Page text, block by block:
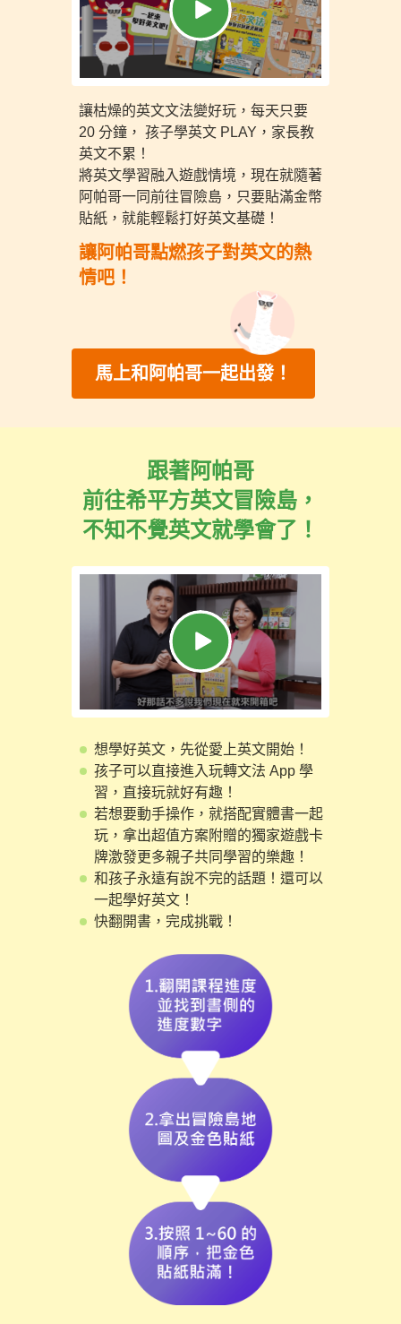
讓枯燥的英文文法變好玩，每天只要
20 分鐘， 孩子學英文 PLAY，家長教
英文不累！
將英文學習融入遊戲情境，現在就隨著
阿帕哥一同前往冒險島，只要貼滿金幣
貼紙，就能輕鬆打好英文基礎！
讓阿帕哥點燃孩子對英文的熱
情吧！
馬上和阿帕哥一起出發！
跟著阿帕哥
前往希平方英文冒險島，
不知不覺英文就學會了！
想學好英文，先從愛上英文開始！
孩子可以直接進入玩轉文法 App 學
習，直接玩就好有趣！
若想要動手操作，就搭配實體書一起
玩，拿出超值方案附贈的獨家遊戲卡
牌激發更多親子共同學習的樂趣！
和孩子永遠有說不完的話題！還可以
一起學好英文！
快翻開書，完成挑戰！